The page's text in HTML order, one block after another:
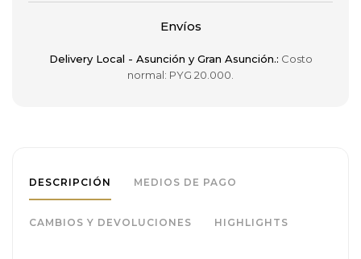
Envíos
Delivery Local - Asunción y Gran Asunción.: Costo
normal: PYG 20.000.
DESCRIPCIÓN MEDIOS DE PAGO
CAMBIOS Y DEVOLUCIONES HIGHLIGHTS